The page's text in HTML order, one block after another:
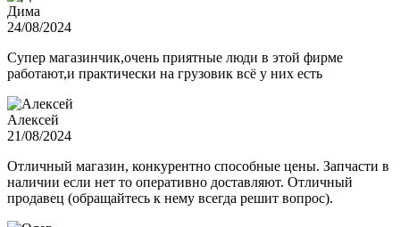
Дима
24/08/2024
Супер магазинчик,очень приятные люди в этой фирме
работают,и практически на грузовик всё у них есть
Алексей
21/08/2024
Отличный магазин, конкурентно способные цены. Запчасти в
наличии если нет то оперативно доставляют. Отличный
продавец (обращайтесь к нему всегда решит вопрос).